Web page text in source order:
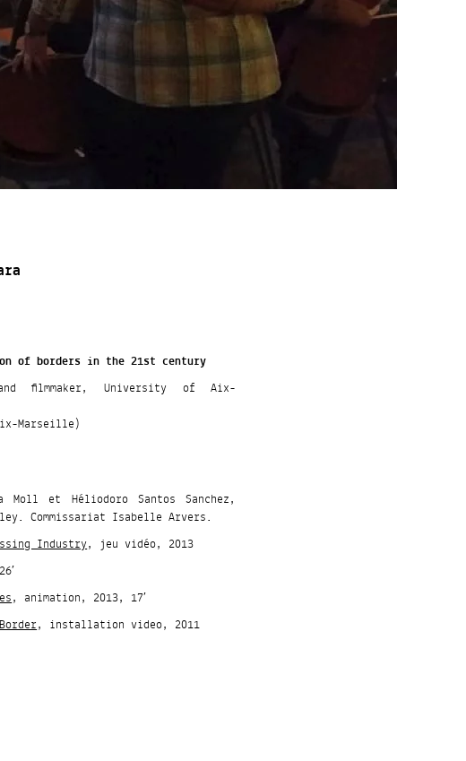
of borders in the 21st century
filmmaker, University of Aix-
Marseille)
et Héliodoro Santos Sanchez,
Commissariat Isabelle Arvers.
Industry, jeu vidéo, 2013
, animation, 2013, 17′
, installation video, 2011